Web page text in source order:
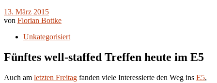
13. März 2015
von Florian Bottke
Unkategorisiert
Fünftes well-staffed Treffen heute im E5
Auch am letzten Freitag fanden viele Interessierte den Weg ins E5,